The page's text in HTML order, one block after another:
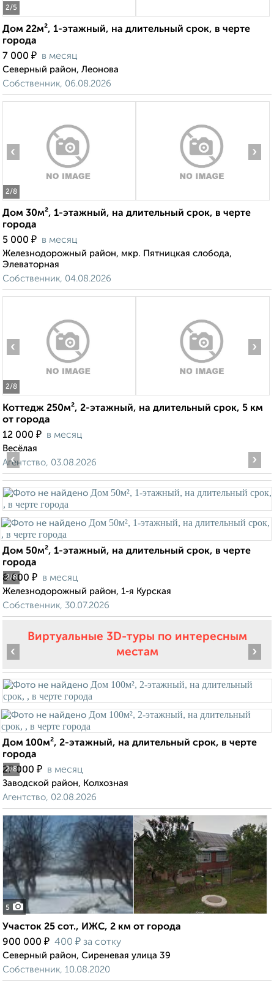
2/5
Дом 22м², 1-этажный, на длительный срок, в черте
города
7 000 ₽ в месяц
Северный район, Леонова
Собственник, 06.08.2026
2/8
‹ ›
Дом 30м², 1-этажный, на длительный срок, в черте
города
5 000 ₽ в месяц
Железнодорожный район, мкр. Пятницкая слобода,
Элеваторная
Собственник, 04.08.2026
2/8
‹ ›
Коттедж 250м², 2-этажный, на длительный срок, 5 км
от города
12 000 ₽ в месяц
Весёлая
Агентство, 03.08.2026
2/8
‹ ›
Дом 50м², 1-этажный, на длительный срок, в черте
города
8 000 ₽ в месяц
Железнодорожный район, 1-я Курская
Собственник, 30.07.2026
Виртуальные 3D-туры по интересным
местам
2/8
‹ ›
Дом 100м², 2-этажный, на длительный срок, в черте
города
27 000 ₽ в месяц
Заводской район, Колхозная
Агентство, 02.08.2026
5
Участок 25 сот., ИЖС, 2 км от города
900 000 ₽ 400 ₽ за сотку
Северный район, Сиреневая улица 39
Собственник, 10.08.2020